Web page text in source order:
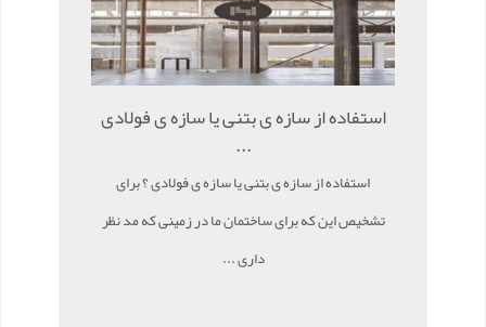
استفاده از سازه ی بتنی یا سازه ی فولادی
...
استفاده از سازه ی بتنی یا سازه ی فولادی ؟ برای
تشخیص این که برای ساختمان ما در زمینی که مد نظر
داری ...